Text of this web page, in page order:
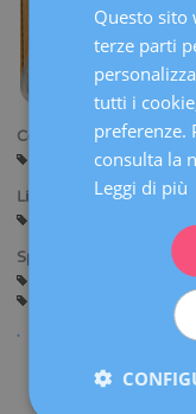
Centri:
Barcellona
Sabadell
Lingue:
Specialità:
Consulenza prima
Ginecologia Generale
Questo sito
terze parti
tutti i
preferenze.
consulta la
Leggi di più